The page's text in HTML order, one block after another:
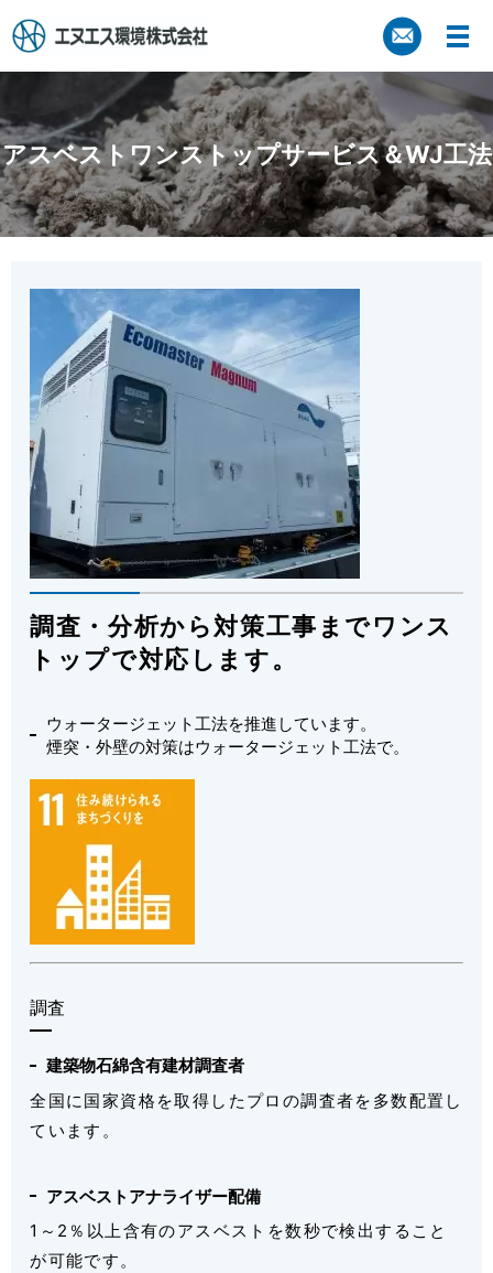
アスベストワンストップサービス＆WJ工法
調査・分析から対策工事 までワンス
トップで対応します。
ウォータージェット工法を推進しています。
煙突・外壁の対策はウォータージェット工法で。
調査
建築物石綿含有建材調査者
全国に国家資格を取得したプロの調査者を多数配置し
ています。
アスベストアナライザー配備
1～2％以上含有のアスベストを数秒で検出すること
が可能です。